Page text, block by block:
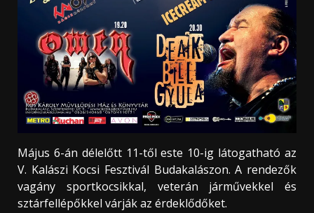
Május 6-án délelőtt 11-től este 10-ig látogatható az
V. Kalászi Kocsi Fesztivál Budakalászon. A rendezők
vagány sportkocsikkal, veterán járművekkel és
sztárfellépőkkel várják az érdeklődőket.